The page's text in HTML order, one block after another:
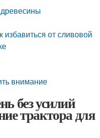
избавиться от сливовой
внимание
без усилий
трактора для